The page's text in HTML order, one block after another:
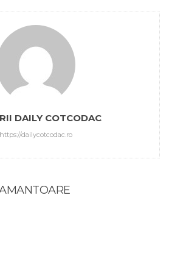
DAILY COTCODAC
https://dailycotcodac.ro